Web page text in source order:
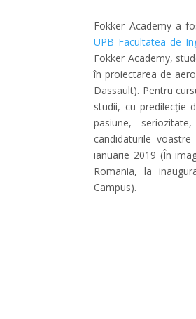
Fokker Academy a
UPB Facultatea de
Fokker Academy,
în proiectarea de
Dassault). Pentru
studii, cu predilecție
pasiune,
candidaturile
ianuarie 2019 (În
Romania, la
Campus).